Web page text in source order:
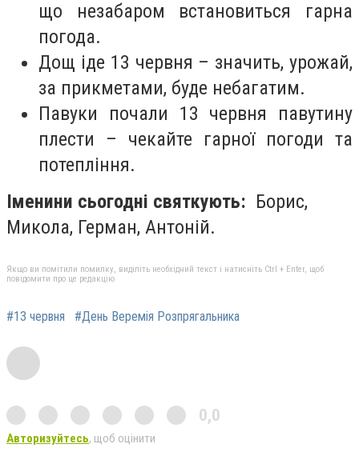
що незабаром встановиться гарна
погода.
Дощ іде 13 червня – значить, урожай,
за прикметами, буде небагатим.
Павуки почали 13 червня павутину
плести – чекайте гарної погоди та
потепління.
Іменини сьогодні святкують: Борис,
Микола, Герман, Антоній.
Якщо ви помітили помилку, виділіть необхідний текст і натисніть Ctrl + Enter, щоб
повідомити про це редакцію
#13 червня #День Веремія Розпрягальника
0,0
Авторизуйтесь, щоб оцінити